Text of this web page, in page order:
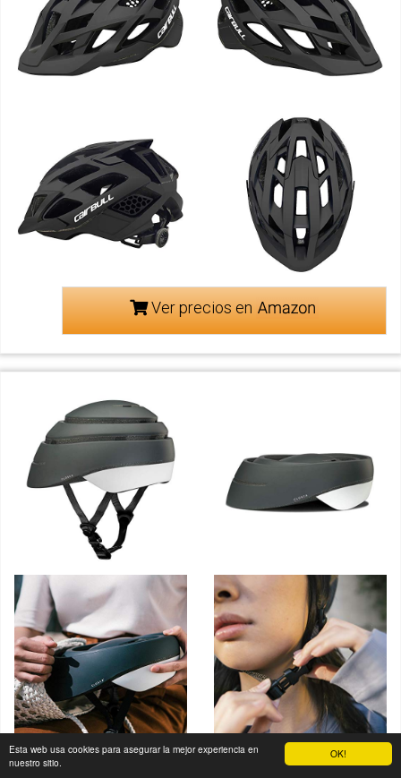
OK!
Esta web usa cookies para asegurar la mejor experiencia en
nuestro sitio.
Ver precios en